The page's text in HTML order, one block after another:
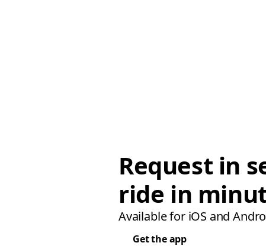
Request in
ride in
Available for iOS and
Get the app